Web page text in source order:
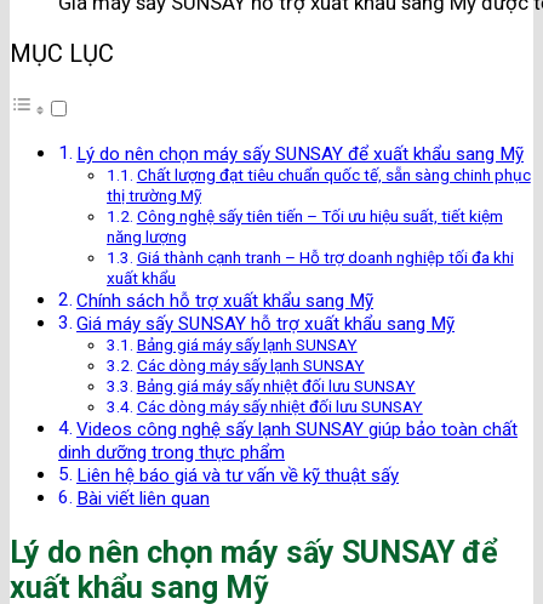
MỤC LỤC
Lý do nên chọn máy sấy SUNSAY để xuất khẩu sang Mỹ
Chất lượng đạt tiêu chuẩn quốc tế, sẵn sàng chinh phục
thị trường Mỹ
Công nghệ sấy tiên tiến – Tối ưu hiệu suất, tiết kiệm
năng lượng
Giá thành cạnh tranh – Hỗ trợ doanh nghiệp tối đa khi
xuất khẩu
Chính sách hỗ trợ xuất khẩu sang Mỹ
Giá máy sấy SUNSAY hỗ trợ xuất khẩu sang Mỹ
Bảng giá máy sấy lạnh SUNSAY
Các dòng máy sấy lạnh SUNSAY
Bảng giá máy sấy nhiệt đối lưu SUNSAY
Các dòng máy sấy nhiệt đối lưu SUNSAY
Videos công nghệ sấy lạnh SUNSAY giúp bảo toàn chất
dinh dưỡng trong thực phẩm
Liên hệ báo giá và tư vấn về kỹ thuật sấy
Bài viết liên quan
Lý do nên chọn máy sấy SUNSAY để
xuất khẩu sang Mỹ